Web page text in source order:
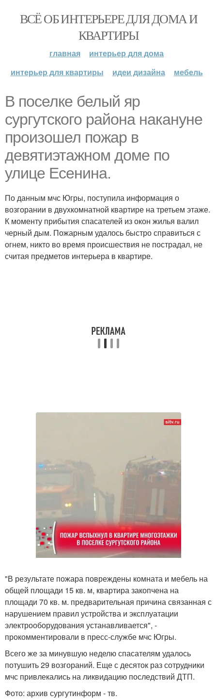
ВСЁ ОБ ИНТЕРЬЕРЕ ДЛЯ ДОМА И
КВАРТИРЫ
главная
интерьер для дома
интерьер для квартиры
идеи дизайна мебель
В поселке белый яр
сургутского района накануне
произошел пожар в
девятиэтажном доме по
улице Есенина.
По данным мчс Югры, поступила информация о
возгорании в двухкомнатной квартире на третьем этаже.
К моменту прибытия спасателей из окон жилья валил
черный дым. Пожарным удалось быстро справиться с
огнем, никто во время происшествия не пострадал, не
считая предметов интерьера в квартире.
"В результате пожара повреждены комната и мебель на
общей площади 15 кв. м, квартира закопчена на
площади 70 кв. м. предварительная причина связанная с
нарушением правил устройства и эксплуатации
электрооборудования устанавливается", -
прокомментировали в пресс-службе мчс Югры.
Всего же за минувшую неделю спасателям удалось
потушить 29 возгораний. Еще с десяток раз сотрудники
мчс привлекались на ликвидацию последствий ДТП.
Фото: архив сургутинформ - тв.